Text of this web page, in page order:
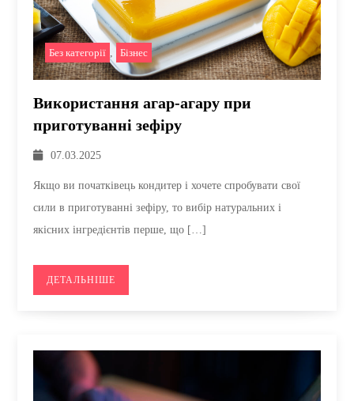
Без категорії Бізнес
Використання агар-агару при
приготуванні зефіру
07.03.2025
Якщо ви початківець кондитер і хочете спробувати свої
сили в приготуванні зефіру, то вибір натуральних і
якісних інгредієнтів перше, що […]
ДЕТАЛЬНІШЕ